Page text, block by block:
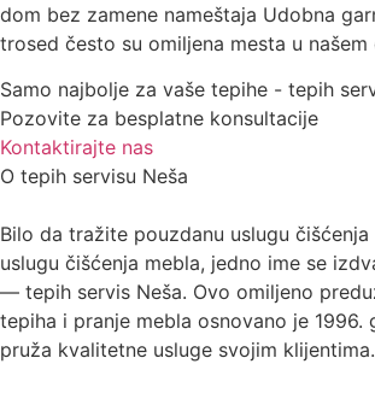
dom bez zamene nameštaja Udobna
trosed često su omiljena mesta u našem
Samo najbolje za vaše tepihe - tepih
Pozovite za besplatne konsultacije
Kontaktirajte nas
O tepih servisu Neša
Bilo da tražite pouzdanu uslugu
uslugu čišćenja mebla, jedno ime se
— tepih servis Neša. Ovo omiljeno
tepiha i pranje mebla osnovano je 1996.
pruža kvalitetne usluge svojim klijentima.